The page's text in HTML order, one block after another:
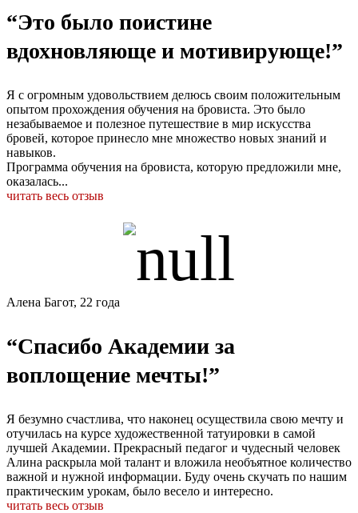
“Это было поистине
вдохновляюще и мотивирующе!”
Я с огромным удовольствием делюсь своим положительным
опытом прохождения обучения на бровиста. Это было
незабываемое и полезное путешествие в мир искусства
бровей, которое принесло мне множество новых знаний и
навыков.
Программа обучения на бровиста, которую предложили мне,
оказалась...
читать весь отзыв
Алена Багот, 22 года
“Спасибо Академии за
воплощение мечты!”
Я безумно счастлива, что наконец осуществила свою мечту и
отучилась на курсе художественной татуировки в самой
лучшей Академии. Прекрасный педагог и чудесный человек
Алина раскрыла мой талант и вложила необъятное количество
важной и нужной информации. Буду очень скучать по нашим
практическим урокам, было весело и интересно.
читать весь отзыв